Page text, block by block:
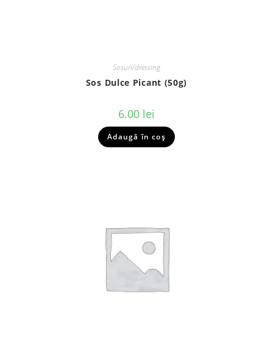
Sosuri/dressing
Sos Dulce Picant (50g)
6.00 lei
Adaugă în coș